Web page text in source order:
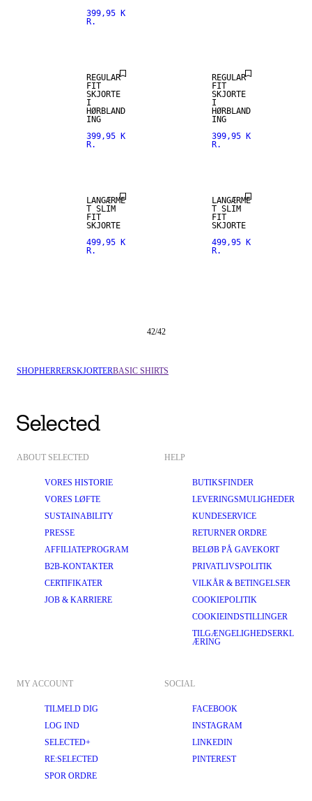
399,95 K
R.
REGULAR
FIT
SKJORTE
I
HØRBLAND
ING
399,95 K
R.
REGULAR
FIT
SKJORTE
I
HØRBLAND
ING
399,95 K
R.
LANGÆRME
T SLIM
FIT
SKJORTE
499,95 K
R.
LANGÆRME
T SLIM
FIT
SKJORTE
499,95 K
R.
42/42
SHOPHERRERSKJORTERBASIC SHIRTS
ABOUT SELECTED
VORES HISTORIE
VORES LØFTE
SUSTAINABILITY
PRESSE
AFFILIATEPROGRAM
B2B-KONTAKTER
CERTIFIKATER
JOB & KARRIERE
HELP
BUTIKSFINDER
LEVERINGSMULIGHEDER
KUNDESERVICE
RETURNER ORDRE
BELØB PÅ GAVEKORT
PRIVATLIVSPOLITIK
VILKÅR & BETINGELSER
COOKIEPOLITIK
COOKIEINDSTILLINGER
TILGÆNGELIGHEDSERKL
ÆRING
MY ACCOUNT
TILMELD DIG
LOG IND
SELECTED+
RE:SELECTED
SPOR ORDRE
SOCIAL
FACEBOOK
INSTAGRAM
LINKEDIN
PINTEREST